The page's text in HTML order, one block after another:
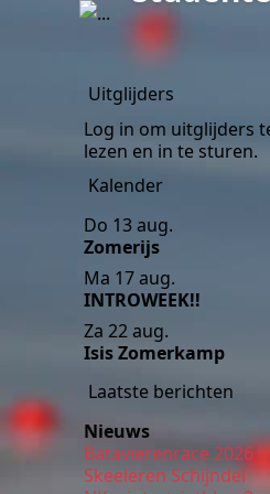
Uitglijders
Log in om uitglijders
lezen en in te sturen.
Kalender
Do 13 aug.
Zomerijs
Ma 17 aug.
INTROWEEK!!
Za 22 aug.
Isis Zomerkamp
Laatste berichten
Nieuws
Batavierenrace 2026
Skeeleren Schijndel